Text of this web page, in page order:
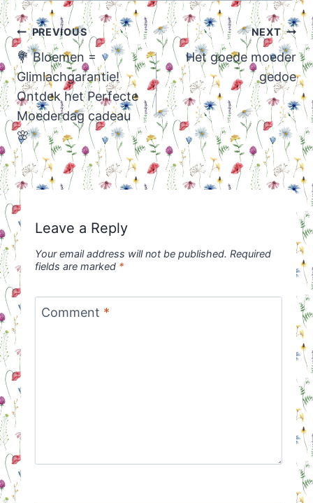
Post
navigation
PREVIOUS
💐 Bloemen =
Glimlachgarantie!
Ontdek het Perfecte
Moederdag cadeau
🌸
NEXT
Het goede moeder
gedoe
Leave a Reply
Your email address will not be published. Required
fields are marked *
Comment *